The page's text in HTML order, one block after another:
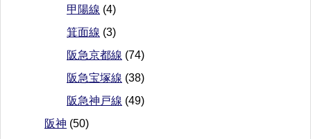
甲陽線 (4)
箕面線 (3)
阪急京都線 (74)
阪急宝塚線 (38)
阪急神戸線 (49)
阪神 (50)